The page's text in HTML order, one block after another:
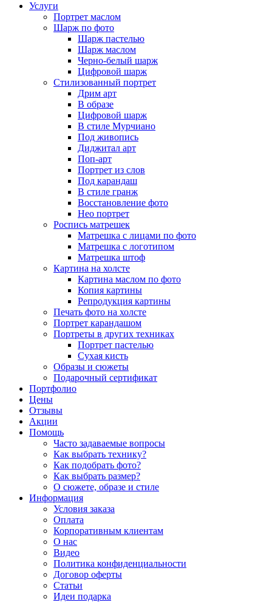
Услуги
Портрет маслом
Шарж по фото
Шарж пастелью
Шарж маслом
Черно-белый шарж
Цифровой шарж
Стилизованный портрет
Дрим арт
В образе
Цифровой шарж
В стиле Мурчиано
Под живопись
Диджитал арт
Поп-арт
Портрет из слов
Под карандаш
В стиле гранж
Восстановление фото
Нео портрет
Роспись матрешек
Матрешка с лицами по фото
Матрешка с логотипом
Матрешка штоф
Картина на холсте
Картина маслом по фото
Копия картины
Репродукция картины
Печать фото на холсте
Портрет карандашом
Портреты в других техниках
Портрет пастелью
Сухая кисть
Образы и сюжеты
Подарочный сертификат
Портфолио
Цены
Отзывы
Акции
Помощь
Часто задаваемые вопросы
Как выбрать технику?
Как подобрать фото?
Как выбрать размер?
О сюжете, образе и стиле
Информация
Условия заказа
Оплата
Корпоративным клиентам
О нас
Видео
Политика конфиденциальности
Договор оферты
Статьи
Идеи подарка